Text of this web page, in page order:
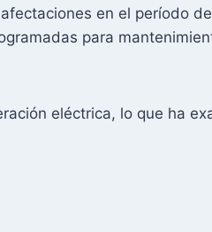
en el período
para
eléctrica, lo que ha